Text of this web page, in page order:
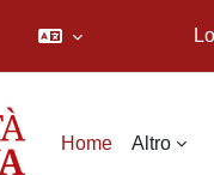
Home Altro